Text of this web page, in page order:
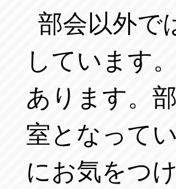
部会以外で
しています
あります。
室となって
にお気をつ